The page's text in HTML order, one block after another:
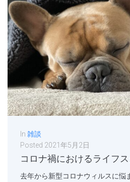
In 雑談
Posted 2021年5月2日
コロナ禍におけるライフ
去年から新型コロナウィルスに悩